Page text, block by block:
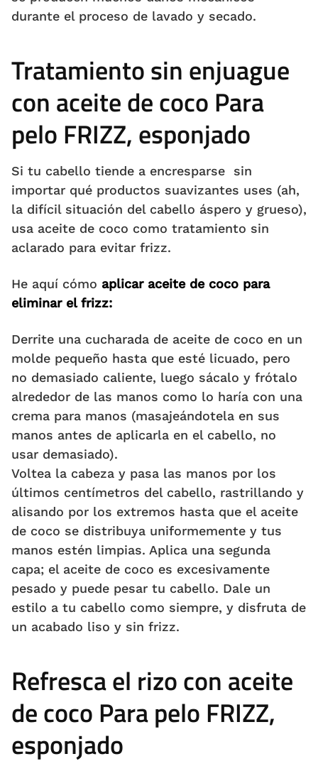
durante el proceso de lavado y secado.
Tratamiento sin enjuague
con aceite de coco Para
pelo FRIZZ, esponjado
Si tu cabello tiende a encresparse sin
importar qué productos suavizantes uses (ah,
la difícil situación del cabello áspero y grueso),
usa aceite de coco como tratamiento sin
aclarado para evitar frizz.
He aquí cómo aplicar aceite de coco para
eliminar el frizz:
Derrite una cucharada de aceite de coco en un
molde pequeño hasta que esté licuado, pero
no demasiado caliente, luego sácalo y frótalo
alrededor de las manos como lo haría con una
crema para manos (masajeándotela en sus
manos antes de aplicarla en el cabello, no
usar demasiado).
Voltea la cabeza y pasa las manos por los
últimos centímetros del cabello, rastrillando y
alisando por los extremos hasta que el aceite
de coco se distribuya uniformemente y tus
manos estén limpias. Aplica una segunda
capa; el aceite de coco es excesivamente
pesado y puede pesar tu cabello. Dale un
estilo a tu cabello como siempre, y disfruta de
un acabado liso y sin frizz.
Refresca el rizo con aceite
de coco Para pelo FRIZZ,
esponjado